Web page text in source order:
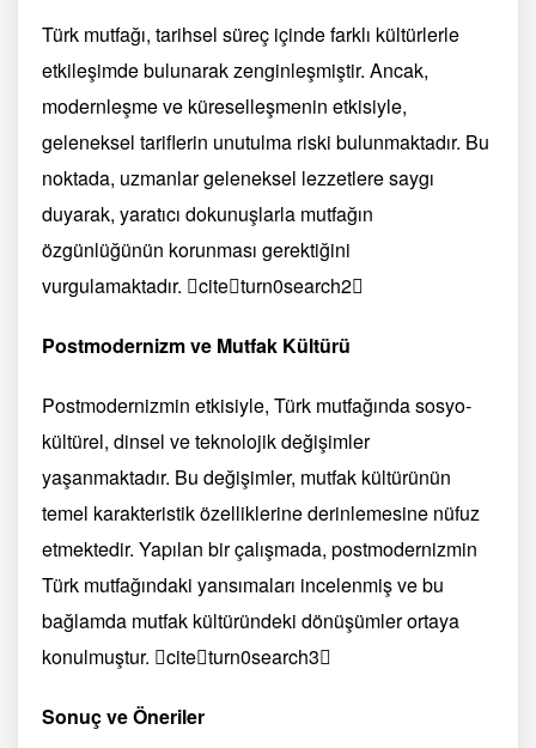
Türk mutfağı, tarihsel süreç içinde farklı kültürlerle
etkileşimde bulunarak zenginleşmiştir. Ancak,
modernleşme ve küreselleşmenin etkisiyle,
geleneksel tariflerin unutulma riski bulunmaktadır. Bu
noktada, uzmanlar geleneksel lezzetlere saygı
duyarak, yaratıcı dokunuşlarla mutfağın
özgünlüğünün korunması gerektiğini
vurgulamaktadır. citeturn0search2
Postmodernizm ve Mutfak Kültürü
Postmodernizmin etkisiyle, Türk mutfağında sosyo-
kültürel, dinsel ve teknolojik değişimler
yaşanmaktadır. Bu değişimler, mutfak kültürünün
temel karakteristik özelliklerine derinlemesine nüfuz
etmektedir. Yapılan bir çalışmada, postmodernizmin
Türk mutfağındaki yansımaları incelenmiş ve bu
bağlamda mutfak kültüründeki dönüşümler ortaya
konulmuştur. citeturn0search3
Sonuç ve Öneriler